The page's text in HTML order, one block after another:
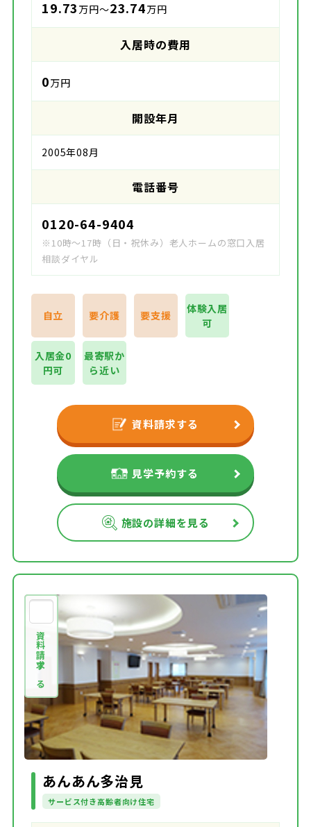
19.73 万円～23.74万円
入居時の費用
0万円
開設年月
2005年08月
電話番号
0120-64-9404
※10時～17時（日・祝休み）老人ホームの窓口入居
相談ダイヤル
自立 要介護 要支援
体験入居
可
入居金0
円可
最寄駅か
ら近い
資料請求する
見学予約する
施設の詳細を見る
資料請求する
あんあん多治見
サービス付き高齢者向け住宅